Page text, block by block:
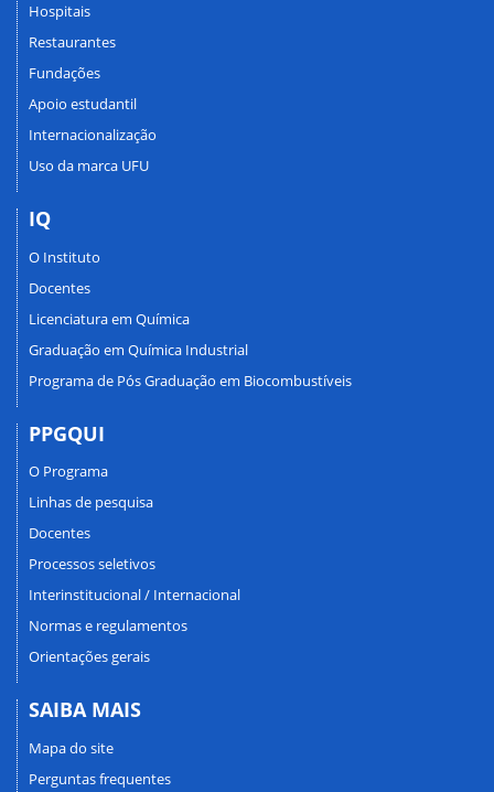
Hospitais
Restaurantes
Fundações
Apoio estudantil
Internacionalização
Uso da marca UFU
IQ
O Instituto
Docentes
Licenciatura em Química
Graduação em Química Industrial
Programa de Pós Graduação em Biocombustíveis
PPGQUI
O Programa
Linhas de pesquisa
Docentes
Processos seletivos
Interinstitucional / Internacional
Normas e regulamentos
Orientações gerais
SAIBA MAIS
Mapa do site
Perguntas frequentes